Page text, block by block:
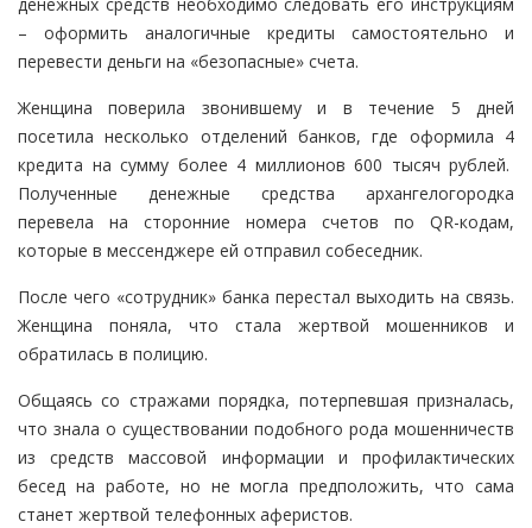
денежных средств необходимо следовать его инструкциям
– оформить аналогичные кредиты самостоятельно и
перевести деньги на «безопасные» счета.
Женщина поверила звонившему и в течение 5 дней
посетила несколько отделений банков, где оформила 4
кредита на сумму более 4 миллионов 600 тысяч рублей.
Полученные денежные средства архангелогородка
перевела на сторонние номера счетов по QR-кодам,
которые в мессенджере ей отправил собеседник.
После чего «сотрудник» банка перестал выходить на связь.
Женщина поняла, что стала жертвой мошенников и
обратилась в полицию.
Общаясь со стражами порядка, потерпевшая призналась,
что знала о существовании подобного рода мошенничеств
из средств массовой информации и профилактических
бесед на работе, но не могла предположить, что сама
станет жертвой телефонных аферистов.